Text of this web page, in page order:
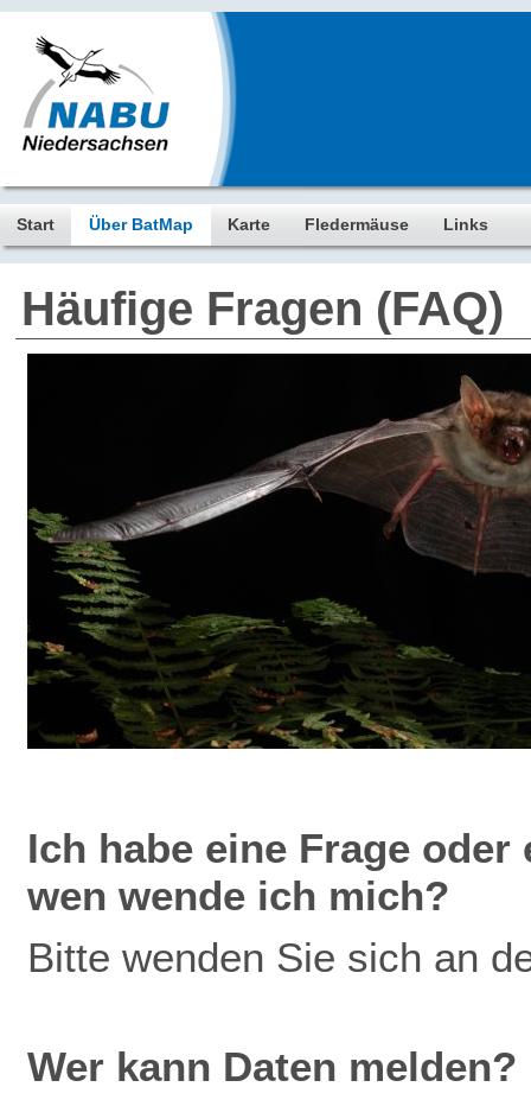
Start Über BatMap Karte Fledermäuse Links
Häufige Fragen (FAQ)
Ich habe eine Frage
wen wende ich mich?
Bitte wenden Sie sich an
Wer kann Daten melden?